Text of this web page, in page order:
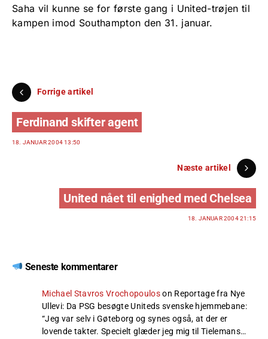
Saha vil kunne se for første gang i United-trøjen til
kampen imod Southampton den 31. januar.
Forrige artikel
Ferdinand skifter agent
18. JANUAR 2004 13:50
Næste artikel
United nået til enighed med Chelsea
18. JANUAR 2004 21:15
Seneste kommentarer
Michael Stavros Vrochopouloson Reportage fra Nye
Ullevi: Da PSG besøgte Uniteds svenske hjemmebane:
“Jeg var selv i Gøteborg og synes også, at der er
lovende takter. Specielt glæder jeg mig til Tielemans…